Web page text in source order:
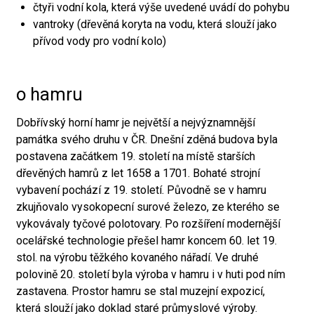
čtyři vodní kola, která výše uvedené uvádí do pohybu
vantroky (dřevěná koryta na vodu, která slouží jako
přívod vody pro vodní kolo)
o hamru
Dobřívský horní hamr je největší a nejvýznamnější
památka svého druhu v ČR. Dnešní zděná budova byla
postavena začátkem 19. století na místě starších
dřevěných hamrů z let 1658 a 1701. Bohaté strojní
vybavení pochází z 19. století. Původně se v hamru
zkujňovalo vysokopecní surové železo, ze kterého se
vykovávaly tyčové polotovary. Po rozšíření modernější
ocelářské technologie přešel hamr koncem 60. let 19.
stol. na výrobu těžkého kovaného nářadí. Ve druhé
polovině 20. století byla výroba v hamru i v huti pod ním
zastavena. Prostor hamru se stal muzejní expozicí,
která slouží jako doklad staré průmyslové výroby.